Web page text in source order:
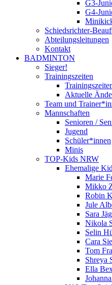
G3-
G4-
Schiedsrichter-
Abteilungsleitungen
Kontakt
BADMINTON
Sieger!
Trainingszeiten
Aktuelle
Team und
Mannschaften
Senioren /
Jugend
Schüler*innen
Minis
TOP-Kids NRW
Ehemalige
Marie
Mikko
Robin
Jule
Sara
Nikola
Selin
Cara
Tom
Shreya
Ella